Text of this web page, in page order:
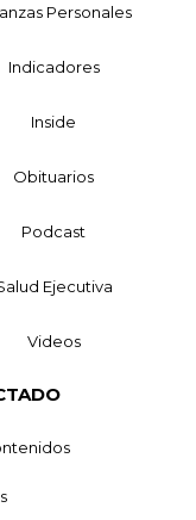
Personales
Indicadores
Inside
Obituarios
Podcast
Ejecutiva
Videos